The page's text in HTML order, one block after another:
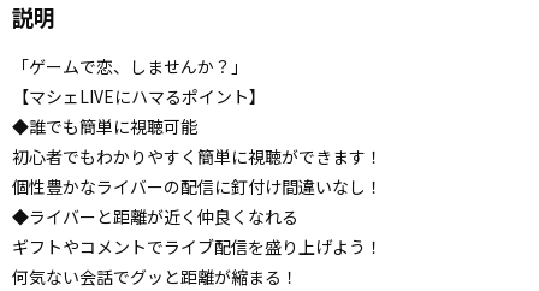
説明
「ゲームで恋、しませんか？」
【マシェLIVEにハマるポイント】
◆誰でも簡単に視聴可能
初心者でもわかりやすく簡単に視聴ができます！
個性豊かなライバーの配信に釘付け間違いなし！
◆ライバーと距離が近く仲良くなれる
ギフトやコメントでライブ配信を盛り上げよう！
何気ない会話でグッと距離が縮まる！